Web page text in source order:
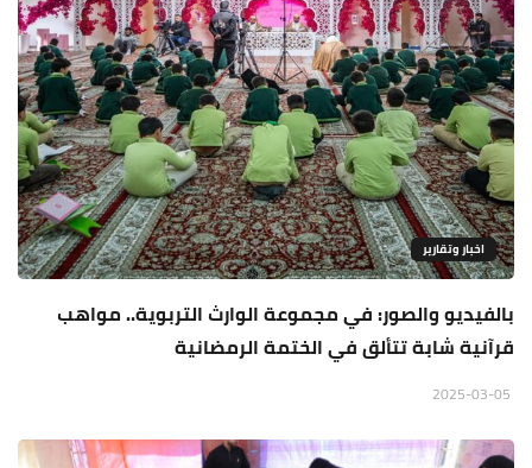
اخبار وتقارير
بالفيديو والصور: في مجموعة الوارث التربوية.. مواهب
قرآنية شابة تتألق في الختمة الرمضانية